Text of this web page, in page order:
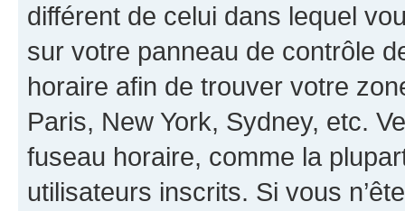
différent de celui dans lequel
sur votre panneau de contrôle
horaire afin de trouver votre
Paris, New York, Sydney, etc.
fuseau horaire, comme la
utilisateurs inscrits. Si vous